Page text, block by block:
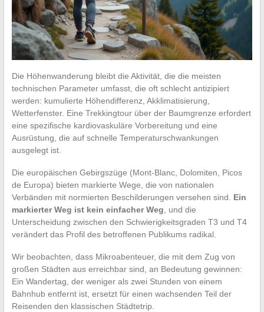
Die Höhenwanderung bleibt die Aktivität, die die meisten
technischen Parameter umfasst, die oft schlecht antizipiert
werden: kumulierte Höhendifferenz, Akklimatisierung,
Wetterfenster. Eine Trekkingtour über der Baumgrenze erfordert
eine spezifische kardiovaskuläre Vorbereitung und eine
Ausrüstung, die auf schnelle Temperaturschwankungen
ausgelegt ist.
Die europäischen Gebirgszüge (Mont-Blanc, Dolomiten, Picos
de Europa) bieten markierte Wege, die von nationalen
Verbänden mit normierten Beschilderungen versehen sind. Ein
markierter Weg ist kein einfacher Weg , und die
Unterscheidung zwischen den Schwierigkeitsgraden T3 und T4
verändert das Profil des betroffenen Publikums radikal.
Wir beobachten, dass Mikroabenteuer, die mit dem Zug von
großen Städten aus erreichbar sind, an Bedeutung gewinnen:
Ein Wandertag, der weniger als zwei Stunden von einem
Bahnhub entfernt ist, ersetzt für einen wachsenden Teil der
Reisenden den klassischen Städtetrip.